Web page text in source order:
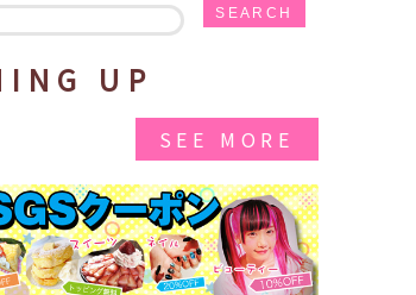
SEARCH
UP
SEE MORE